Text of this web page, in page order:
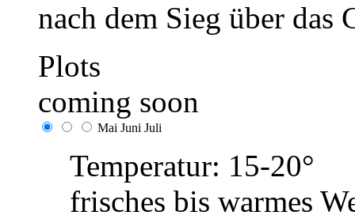
nach dem Sieg über das
Plots
coming soon
Mai Juni Juli
Temperatur: 15-20°
frisches bis warmes